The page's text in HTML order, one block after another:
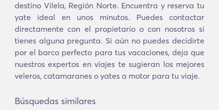
destino Vilela, Región Norte. Encuentra y reserva tu
yate ideal en unos minutos. Puedes contactar
directamente con el propietario o con nosotros si
tienes alguna pregunta. Si aún no puedes decidirte
por el barco perfecto para tus vacaciones, deja que
nuestros expertos en viajes te sugieran los mejores
veleros, catamaranes o yates a motor para tu viaje.
Búsquedas similares